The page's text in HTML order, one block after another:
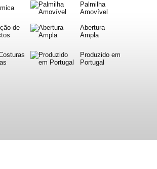
Palmilha
Amovível
de
Abertura
Ampla
Produzido em
Portugal